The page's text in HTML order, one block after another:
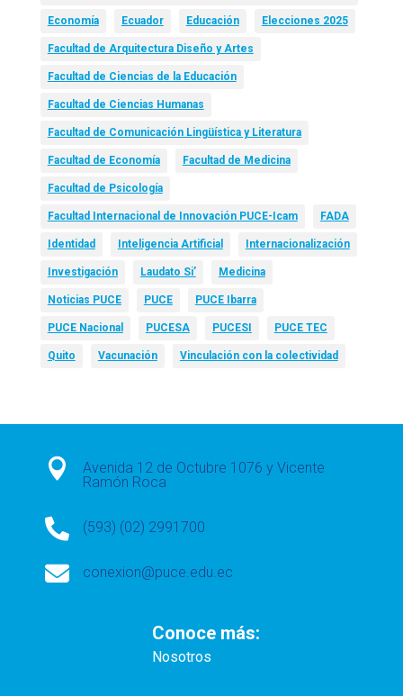
Economía Ecuador Educación Elecciones 2025
Facultad de Arquitectura Diseño y Artes
Facultad de Ciencias de la Educación
Facultad de Ciencias Humanas
Facultad de Comunicación Lingüística y Literatura
Facultad de Economía Facultad de Medicina
Facultad de Psicología
Facultad Internacional de Innovación PUCE-Icam FADA
Identidad Inteligencia Artificial Internacionalización
Investigación Laudato Si’ Medicina
Noticias PUCE PUCE PUCE Ibarra
PUCE Nacional PUCESA PUCESI PUCE TEC
Quito Vacunación Vinculación con la colectividad

Avenida 12 de Octubre 1076 y Vicente
Ramón Roca
 (593) (02) 2991700
 conexion@puce.edu.ec
Conoce más:
Nosotros